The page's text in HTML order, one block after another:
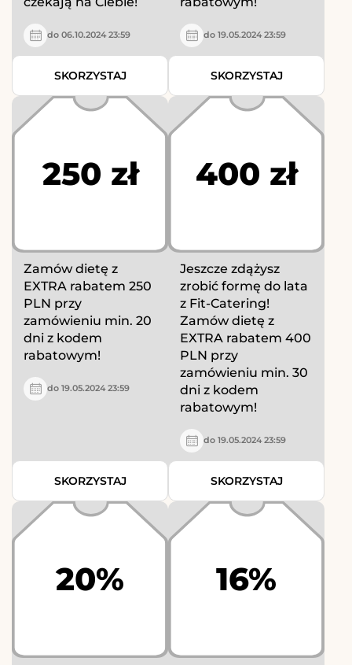
do 06.10.2024 23:59
SKORZYSTAJ
do 19.05.2024 23:59
SKORZYSTAJ
250 zł
Zamów dietę z
EXTRA rabatem 250
PLN przy
zamówieniu min. 20
dni z kodem
rabatowym!
do 19.05.2024 23:59
SKORZYSTAJ
400 zł
Jeszcze zdążysz
zrobić formę do lata
z Fit-Catering!
Zamów dietę z
EXTRA rabatem 400
PLN przy
zamówieniu min. 30
dni z kodem
rabatowym!
do 19.05.2024 23:59
SKORZYSTAJ
20% 16%